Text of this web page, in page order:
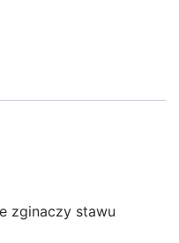
zginaczy stawu